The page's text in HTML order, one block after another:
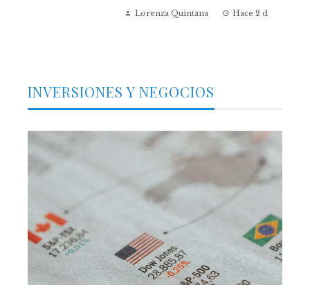
Lorenza Quintana Hace 2 días
INVERSIONES Y NEGOCIOS